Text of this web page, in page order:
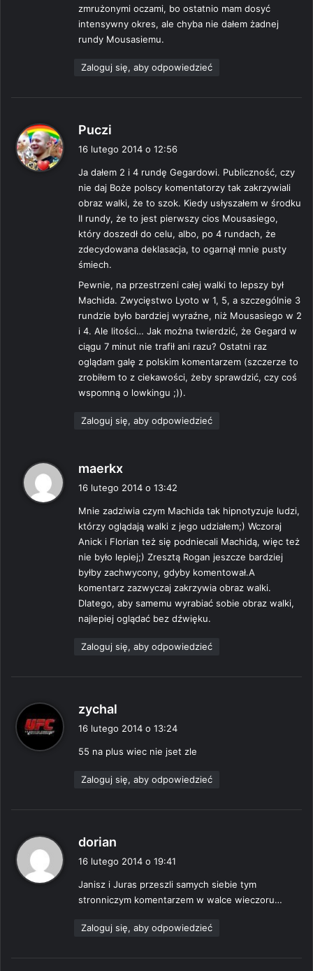
e
:
zmrużonymi oczami, bo ostatnio mam dosyć
intensywny okres, ale chyba nie dałem żadnej
rundy Mousasiemu.
Zaloguj się, aby odpowiedzieć
Puczi
z
e
:
16 lutego 2014 o 12:56
Ja dałem 2 i 4 rundę Gegardowi. Publiczność, czy
nie daj Boże polscy komentatorzy tak zakrzywiali
obraz walki, że to szok. Kiedy usłyszałem w środku
II rundy, że to jest pierwszy cios Mousasiego,
który doszedł do celu, albo, po 4 rundach, że
zdecydowana deklasacja, to ogarnął mnie pusty
śmiech.
Pewnie, na przestrzeni całej walki to lepszy był
Machida. Zwycięstwo Lyoto w 1, 5, a szczególnie 3
rundzie było bardziej wyraźne, niż Mousasiego w 2
i 4. Ale litości… Jak można twierdzić, że Gegard w
ciągu 7 minut nie trafił ani razu? Ostatni raz
oglądam galę z polskim komentarzem (szczerze to
zrobiłem to z ciekawości, żeby sprawdzić, czy coś
wspomną o lowkingu ;)).
Zaloguj się, aby odpowiedzieć
maerkx
z
e
:
16 lutego 2014 o 13:42
Mnie zadziwia czym Machida tak hipnotyzuje ludzi,
którzy oglądają walki z jego udziałem;) Wczoraj
Anick i Florian też się podniecali Machidą, więc też
nie było lepiej;) Zresztą Rogan jeszcze bardziej
byłby zachwycony, gdyby komentował.A
komentarz zazwyczaj zakrzywia obraz walki.
Dlatego, aby samemu wyrabiać sobie obraz walki,
najlepiej oglądać bez dźwięku.
Zaloguj się, aby odpowiedzieć
zychal
z
:
16 lutego 2014 o 13:24
55 na plus wiec nie jset zle
Zaloguj się, aby odpowiedzieć
dorian
z
e
16 lutego 2014 o 19:41
Janisz i Juras przeszli samych siebie tym
stronniczym komentarzem w walce wieczoru…
Zaloguj się, aby odpowiedzieć